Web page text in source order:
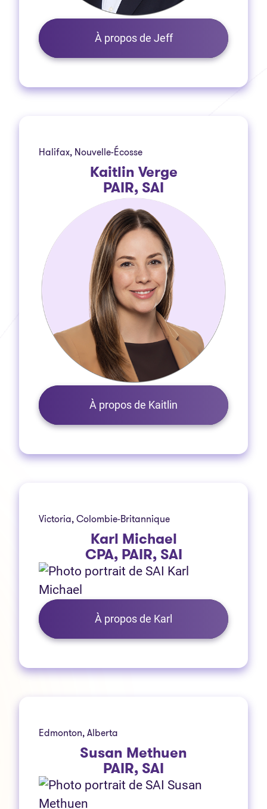
À propos de Jeff
Halifax, Nouvelle-Écosse
Kaitlin Verge
PAIR, SAI
À propos de Kaitlin
Victoria, Colombie-Britannique
Karl Michael
CPA, PAIR, SAI
À propos de Karl
Edmonton, Alberta
Susan Methuen
PAIR, SAI